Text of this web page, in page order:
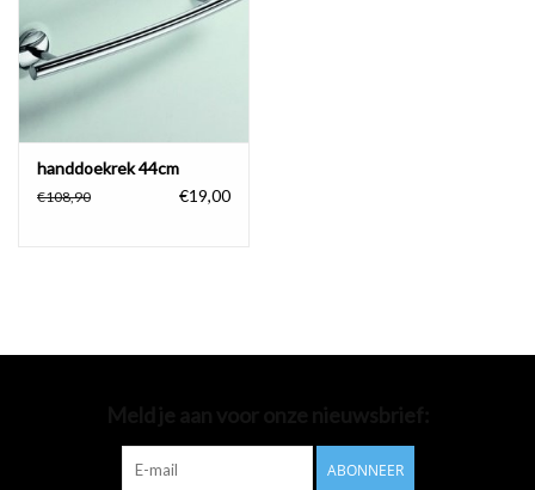
Ligbaden
Toiletten
handdoekrek 44cm
€108,90 €19,00
ABONNEER